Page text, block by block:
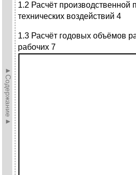
►Содержание►
1.2 Расчёт
технических воздействий 4
1.3 Расчёт годовых объёмов
рабочих 7